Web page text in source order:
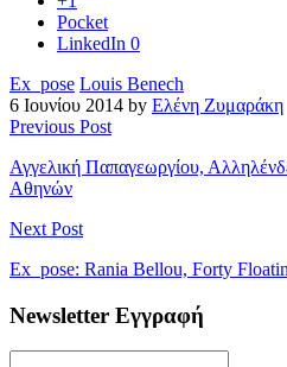
Pocket
LinkedIn 0
Ex_pose Louis Benech
6 Ιουνίου 2014 by Ελένη Ζυμαράκη
Previous Post
Αγγελική Παπαγεωργίου,
Αθηνών
Next Post
Ex_pose: Rania Bellou, Forty
Newsletter Εγγραφή